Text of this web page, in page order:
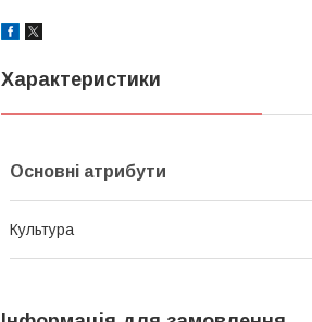
Характеристики
Основні атрибути
Культура